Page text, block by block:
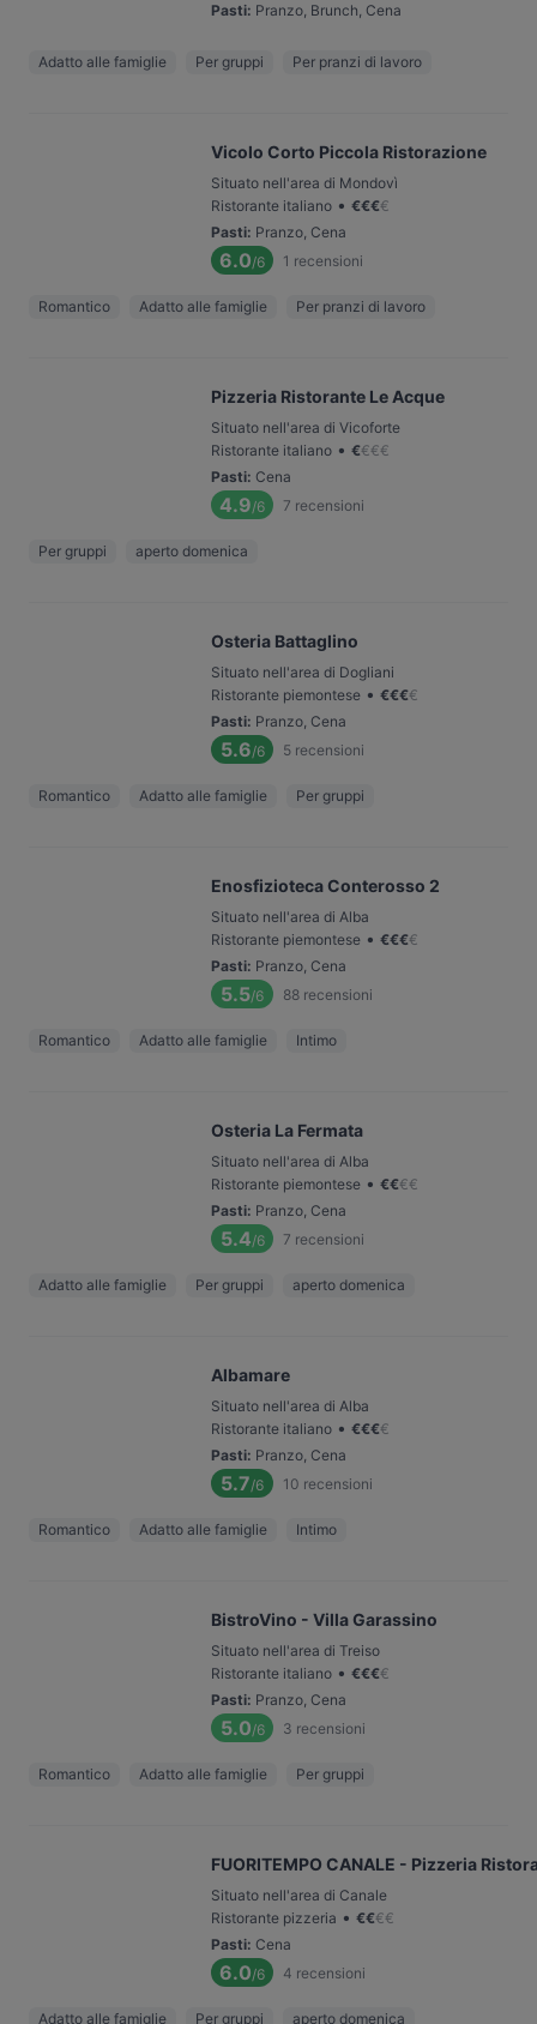
Pasti: Pranzo, Brunch, Cena
Adatto alle famiglie Per gruppi Per pranzi di lavoro
Vicolo Corto Piccola Ristorazione
Situato nell'area di Mondovì
Ristorante italiano • €€€€
Pasti: Pranzo, Cena
6.0/6 1 recensioni
Romantico Adatto alle famiglie Per pranzi di lavoro
Pizzeria Ristorante Le Acque
Situato nell'area di Vicoforte
Ristorante italiano • €€€€
Pasti: Cena
4.9/6 7 recensioni
Per gruppi aperto domenica
Osteria Battaglino
Situato nell'area di Dogliani
Ristorante piemontese • €€€€
Pasti: Pranzo, Cena
5.6/6 5 recensioni
Romantico Adatto alle famiglie Per gruppi
Enosfizioteca Conterosso 2
Situato nell'area di Alba
Ristorante piemontese • €€€€
Pasti: Pranzo, Cena
5.5/6 88 recensioni
Romantico Adatto alle famiglie Intimo
Osteria La Fermata
Situato nell'area di Alba
Ristorante piemontese • €€€€
Pasti: Pranzo, Cena
5.4/6 7 recensioni
Adatto alle famiglie Per gruppi aperto domenica
Albamare
Situato nell'area di Alba
Ristorante italiano • €€€€
Pasti: Pranzo, Cena
5.7/6 10 recensioni
Romantico Adatto alle famiglie Intimo
BistroVino - Villa Garassino
Situato nell'area di Treiso
Ristorante italiano • €€€€
Pasti: Pranzo, Cena
5.0/6 3 recensioni
Romantico Adatto alle famiglie Per gruppi
FUORITEMPO CANALE - Pizzeria
Situato nell'area di Canale
Ristorante pizzeria • €€€€
Pasti: Cena
6.0/6 4 recensioni
Adatto alle famiglie Per gruppi aperto domenica